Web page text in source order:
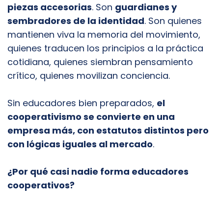
piezas accesorias. Son guardianes y
sembradores de la identidad. Son quienes
mantienen viva la memoria del movimiento,
quienes traducen los principios a la práctica
cotidiana, quienes siembran pensamiento
crítico, quienes movilizan conciencia.
Sin educadores bien preparados, el
cooperativismo se convierte en una
empresa más, con estatutos distintos pero
con lógicas iguales al mercado.
¿Por qué casi nadie forma educadores
cooperativos?